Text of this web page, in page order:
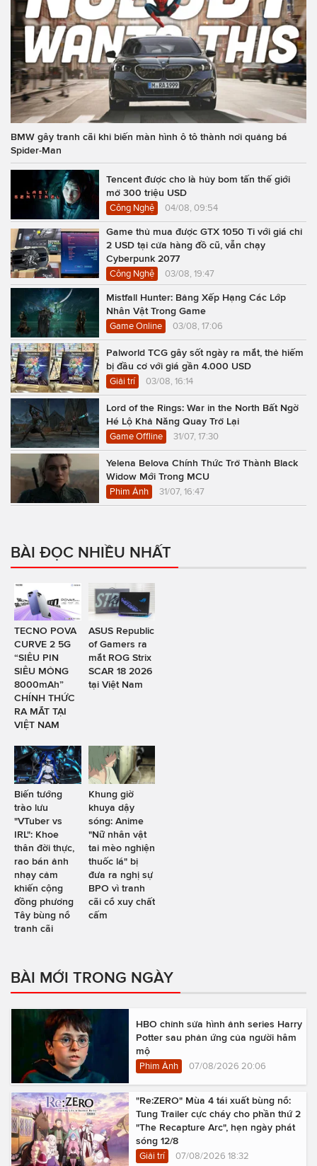
BMW gây tranh cãi khi biến màn hình ô tô thành nơi quảng bá
Spider-Man
Tencent được cho là hủy bom tấn thế giới
mở 300 triệu USD
Công Nghệ 04/08, 09:54
Game thủ mua được GTX 1050 Ti với giá chỉ
2 USD tại cửa hàng đồ cũ, vẫn chạy
Cyberpunk 2077
Công Nghệ 03/08, 19:47
Mistfall Hunter: Bảng Xếp Hạng Các Lớp
Nhân Vật Trong Game
Game Online 03/08, 17:06
Palworld TCG gây sốt ngày ra mắt, thẻ hiếm
bị đầu cơ với giá gần 4.000 USD
Giải trí 03/08, 16:14
Lord of the Rings: War in the North Bất Ngờ
Hé Lộ Khả Năng Quay Trở Lại
Game Offline 31/07, 17:30
Yelena Belova Chính Thức Trở Thành Black
Widow Mới Trong MCU
Phim Ảnh 31/07, 16:47
BÀI ĐỌC NHIỀU NHẤT
TECNO POVA
CURVE 2 5G
“SIÊU PIN
SIÊU MỎNG
8000mAh”
CHÍNH THỨC
RA MẮT TẠI
VIỆT NAM
ASUS Republic
of Gamers ra
mắt ROG Strix
SCAR 18 2026
tại Việt Nam
Biến tướng
trào lưu
"VTuber vs
IRL": Khoe
thân đời thực,
rao bán ảnh
nhạy cảm
khiến cộng
đồng phương
Tây bùng nổ
tranh cãi
Khung giờ
khuya dậy
sóng: Anime
"Nữ nhân vật
tai mèo nghiện
thuốc lá" bị
đưa ra nghị sự
BPO vì tranh
cãi cổ xuy chất
cấm
BÀI MỚI TRONG NGÀY
HBO chỉnh sửa hình ảnh series Harry
Potter sau phản ứng của người hâm
mộ
Phim Ảnh 07/08/2026 20:06
"Re:ZERO" Mùa 4 tái xuất bùng nổ:
Tung Trailer cực cháy cho phần thứ 2
"The Recapture Arc", hẹn ngày phát
sóng 12/8
Giải trí 07/08/2026 18:32